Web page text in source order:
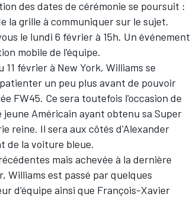
des dates de cérémonie se poursuit :
la grille à communiquer sur le sujet.
le lundi 6 février à 15h. Un événement
mobile de l'équipe.
février à New York, Williams se
un peu plus avant de pouvoir
FW45. Ce sera toutefois l'occasion de
Américain ayant obtenu sa Super
reine. Il sera aux côtés d'Alexander
de la voiture bleue.
mais achevée à la dernière
Williams est passé par quelques
d'équipe ainsi que François-Xavier